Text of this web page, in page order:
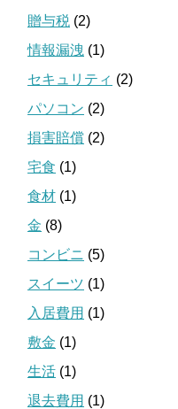
贈与税 (2)
情報漏洩 (1)
セキュリティ (2)
パソコン (2)
損害賠償 (2)
宅食 (1)
食材 (1)
金 (8)
コンビニ (5)
スイーツ (1)
入居費用 (1)
敷金 (1)
生活 (1)
退去費用 (1)